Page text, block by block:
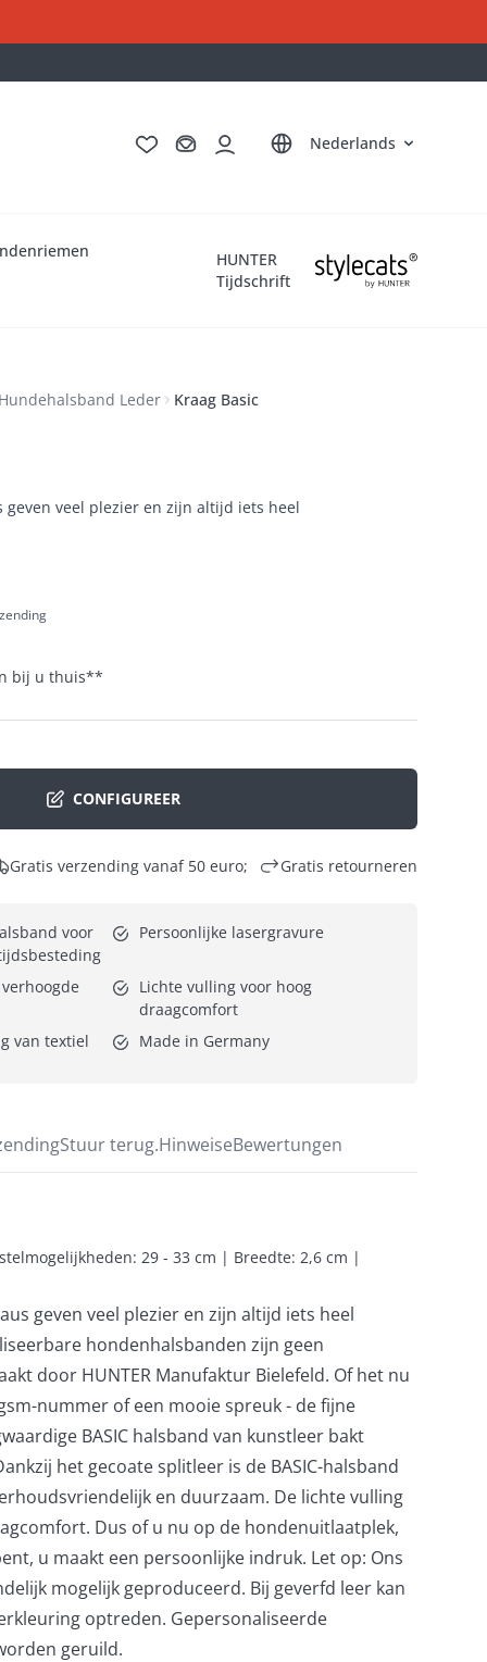
Deutsch
English
Français
ItalianoNederlands
HUNTER
Tijdschrift
Leder Kraag Basic
geven veel plezier en zijn altijd iets heel
bij u thuis**
CONFIGUREER
Gratis verzending vanaf 50 euro; Gratis retourneren
voor
Persoonlijke lasergravure
Lichte vulling voor hoog
draagcomfort
van textiel
Made in Germany
Stuur terug.HinweiseBewertungen
29 - 33 cm | Breedte: 2,6 cm |
geven veel plezier en zijn altijd iets heel
hondenhalsbanden zijn geen
door HUNTER Manufaktur Bielefeld. Of het nu
nummer of een mooie spreuk - de fijne
BASIC halsband van kunstleer bakt
het gecoate splitleer is de BASIC-halsband
en duurzaam. De lichte vulling
Dus of u nu op de hondenuitlaatplek,
u maakt een persoonlijke indruk. Let op: Ons
mogelijk geproduceerd. Bij geverfd leer kan
optreden. Gepersonaliseerde
geruild.